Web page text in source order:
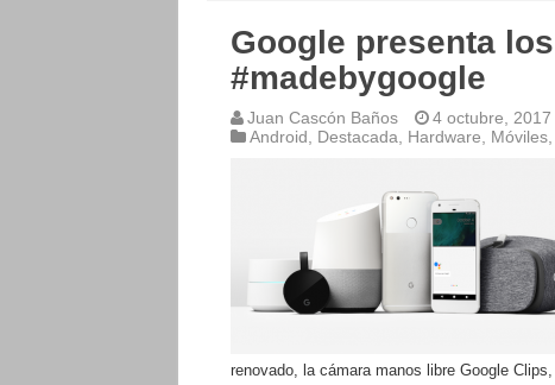
Google presenta
#madebygoogle
Juan Cascón Baños
4 octubre, 2017
Android
Destacada Hardware Móviles,
renovado, la cámara manos libre Google